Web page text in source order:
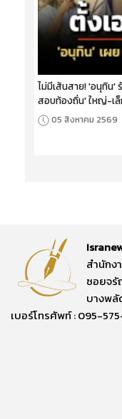
ไม่มีเส้นสาย! 'อนุทิน'
สอบท้องถิ่น' ใหญ่-เ
05 สิงหาคม 2569
สำนักง
ซอยจรั
บางพลั
เบอร์โทรศัพท์ : 095-